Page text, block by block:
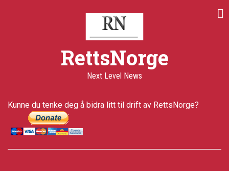
RettsNorge
Next Level News
Kunne du tenke deg å bidra litt til drift av RettsNorge?
Last
updated
5 years ago